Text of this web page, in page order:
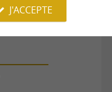
J'ACCEPTE